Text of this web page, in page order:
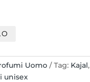
Uomo Tag: Kajal,
unisex